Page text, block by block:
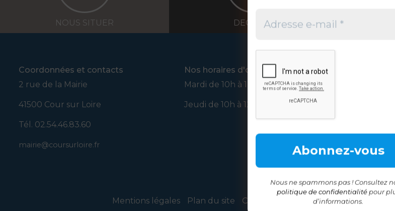
Nous ne spammons pas ! Consultez
politique de confidentialitépour
d’informations.
NOUS SITUER DECHETS
Coordonnées et contacts
2 rue de la Mairie
41500 Cour sur Loire
Tél. 02.54.46.83.60
mairie@coursurloire.fr
Nos horaires d'ouverture
Mardi de 10h à 12h
Jeudi de 10h à 12h
Mentions légales Plan du site Contacter votre mairie Inscription à